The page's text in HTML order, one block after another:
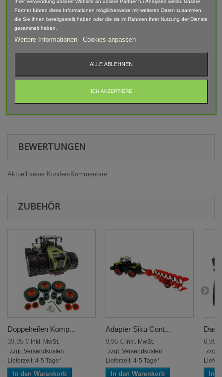
Abgebildete Fahrzeuge und Zubehör sind nicht im Lieferumfang
enthalten.
Der Artikel ist im 3D-Druck-Verfahren gefertigt und von Hand
nach bearbeitet. Daher können Form, Farbe und Ausführung
Warnhinweis
Achtung! Modellbauartikel nicht für Kinder unter 14 Jahren
BEWERTUNGEN
Aktuell keine Kunden-Kommentare
ZUBEHÖR
Doppelreifen Komp...
39,95 € inkl. MwSt.
zzgl. Versandkosten
Lieferzeit: 4-5 Tage*
In den Warenkorb
Adapter Siku Cont...
9,95 € inkl. MwSt.
zzgl. Versandkosten
Lieferzeit: 4-5 Tage*
In den Warenkorb
6,95
zzgl.
In
Ihrer Verwendung unserer Website an unsere Partner für Analysen weiter. Unsere
Partner führen diese Informationen möglicherweise mit weiteren Daten zusammen,
die Sie ihnen bereitgestellt haben oder die sie im Rahmen Ihrer Nutzung der Dienste
gesammelt haben.
Weitere Informationen Cookies anpassen
ALLE ABLEHNEN
ICH AKZEPTIERE